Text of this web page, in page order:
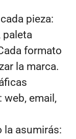
pieza:
paleta
formato
la marca.
email,
la asumirás: